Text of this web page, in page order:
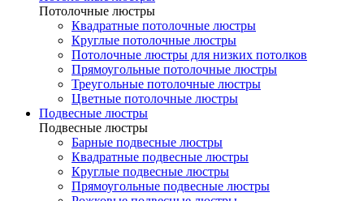
Потолочные люстры
Квадратные потолочные люстры
Круглые потолочные люстры
Потолочные люстры для низких потолков
Прямоугольные потолочные люстры
Треугольные потолочные люстры
Цветные потолочные люстры
Подвесные люстры
Подвесные люстры
Барные подвесные люстры
Квадратные подвесные люстры
Круглые подвесные люстры
Прямоугольные подвесные люстры